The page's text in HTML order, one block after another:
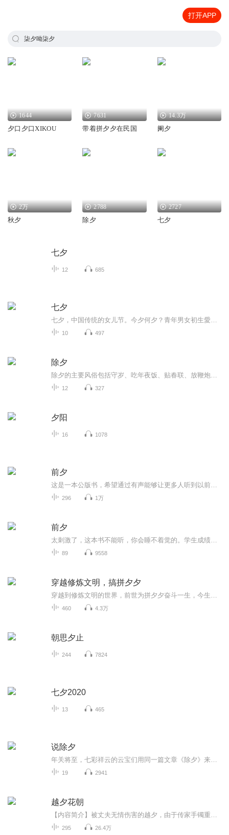
打开APP
柒夕呦柒夕
1644
夕口夕口XIKOU
7631
带着拼夕夕在民国
14.3万
阑夕
2万
秋夕
2788
除夕
2727
七夕
七夕
12 685
七夕
10 497
除夕
12 327
夕阳
16 1078
前夕
296 1万
前夕
89 9558
穿越修炼文明，搞拼夕夕
460 4.3万
朝思夕止
244 7824
七夕2020
13 465
说除夕
19 2941
越夕花朝
295 26.4万